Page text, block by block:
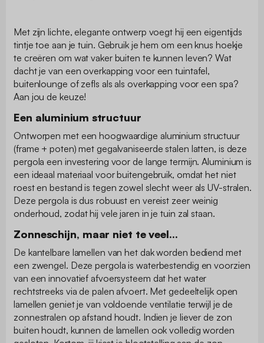
Met zijn lichte, elegante ontwerp voegt hij een eigentijds
tintje toe aan je tuin. Gebruik je hem om een knus hoekje
te creëren om wat vaker buiten te kunnen leven? Wat
dacht je van een overkapping voor een tuintafel,
buitenlounge of zefls als als overkapping voor een spa?
Aan jou de keuze!
Een aluminium structuur
Ontworpen met een hoogwaardige aluminium structuur
(frame + poten) met gegalvaniseerde stalen latten, is deze
pergola een investering voor de lange termijn. Aluminium is
een ideaal materiaal voor buitengebruik, omdat het niet
roest en bestand is tegen zowel slecht weer als UV-stralen.
Deze pergola is dus robuust en vereist zeer weinig
onderhoud, zodat hij vele jaren in je tuin zal staan.
Zonneschijn, maar niet te veel...
De kantelbare lamellen van het dak worden bediend met
een zwengel. Deze pergola is waterbestendig en voorzien
van een innovatief afvoersysteem dat het water
rechtstreeks via de palen afvoert. Met gedeeltelijk open
lamellen geniet je van voldoende ventilatie terwijl je de
zonnestralen op afstand houdt. Indien je liever de zon
buiten houdt, kunnen de lamellen ook volledig worden